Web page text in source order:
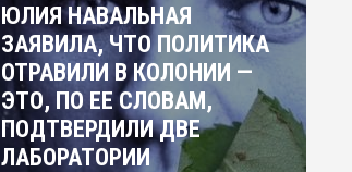
ЮЛИЯ НАВАЛЬНАЯ
ЗАЯВИЛА, ЧТО ПОЛИТИКА
ОТРАВИЛИ В КОЛОНИИ —
ЭТО, ПО ЕЕ СЛОВАМ,
ПОДТВЕРДИЛИ ДВЕ
ЛАБОРАТОРИИ